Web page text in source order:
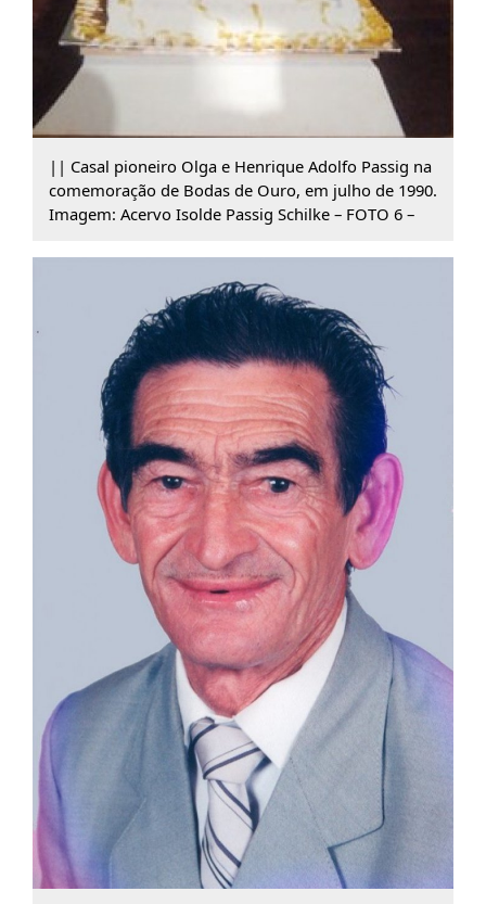
|| Casal pioneiro Olga e Henrique Adolfo Passig na
comemoração de Bodas de Ouro, em julho de 1990.
Imagem: Acervo Isolde Passig Schilke – FOTO 6 –